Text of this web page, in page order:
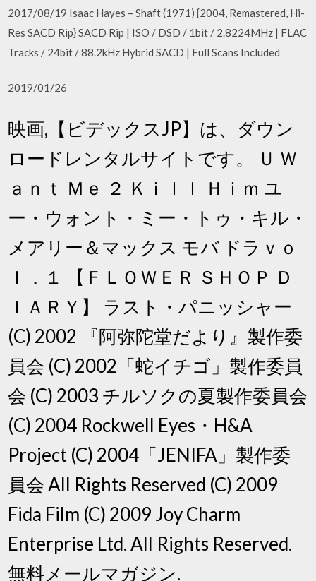
2017/08/19 Isaac Hayes – Shaft (1971) {2004, Remastered, Hi-
Res SACD Rip} SACD Rip | ISO / DSD / 1bit / 2.8224MHz | FLAC
Tracks / 24bit / 88.2kHz Hybrid SACD | Full Scans Included
2019/01/26
映画,【ビデックスJP】は、ダウン
ロードレンタルサイトです。 Ｕ Ｗ
ａｎｔ Ｍｅ ２ Ｋｉｌｌ Ｈｉｍ ユ
ー・ウォント・ミー・トゥ・キル・
メアリー＆マックス モバ ドラｖｏ
ｌ．１ 【ＦＬＯＷＥＲ ＳＨＯＰ Ｄ
ＩＡＲＹ】 ラスト・パニッシャー
(C) 2002 『阿弥陀堂だより』製作委
員会 (C) 2002「蛇イチゴ」製作委員
会 (C) 2003 チルソクの夏製作委員会
(C) 2004 Rockwell Eyes・H&A
Project (C) 2004「JENIFA」製作委
員会 All Rights Reserved (C) 2009
Fida Film (C) 2009 Joy Charm
Enterprise Ltd. All Rights Reserved.
無料メールマガジン.